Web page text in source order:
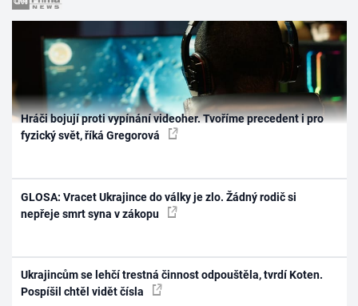
Hráči bojují proti vypínání videoher. Tvoříme precedent i pro
fyzický svět, říká Gregorová
GLOSA: Vracet Ukrajince do války je zlo. Žádný rodič si
nepřeje smrt syna v zákopu
Ukrajincům se lehčí trestná činnost odpouštěla, tvrdí Koten.
Pospíšil chtěl vidět čísla